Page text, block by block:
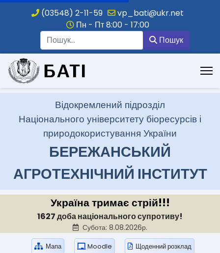
(03548) 2-11-59
vp_bati@ukr.net
Пн - Пт 8:00 - 17:00
Пошук
.
Відокремлений підрозділ
Національного університету біоресурсів і
природокористування України
БЕРЕЖАНСЬКИЙ
АГРОТЕХНІЧНИЙ ІНСТИТУТ
Україна тримає стрій!!!
1627 доба національного супротиву!
Субота: 8.08.2026р.
Мапа Moodle Щоденний розклад